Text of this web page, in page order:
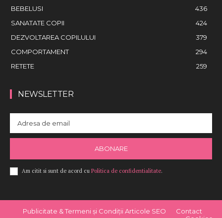
BEBELUSI
436
SANATATE COPII
424
DEZVOLTAREA COPILULUI
379
COMPORTAMENT
294
RETETE
259
NEWSLETTER
ABONARE
Am citit si sunt de acord cu Politica de confidentialitate.
Publicitate & Termeni și Condiții Articole SEO
Contact